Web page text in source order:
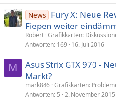
News
Fury X: Neue
Fiepen weiter
Robert Grafikkarten:
Antworten 169 16. Juli 2016
M
Asus Strix GTX 970 -
Markt?
mark846 Grafikkarten:
Antworten 5 2. November 2015